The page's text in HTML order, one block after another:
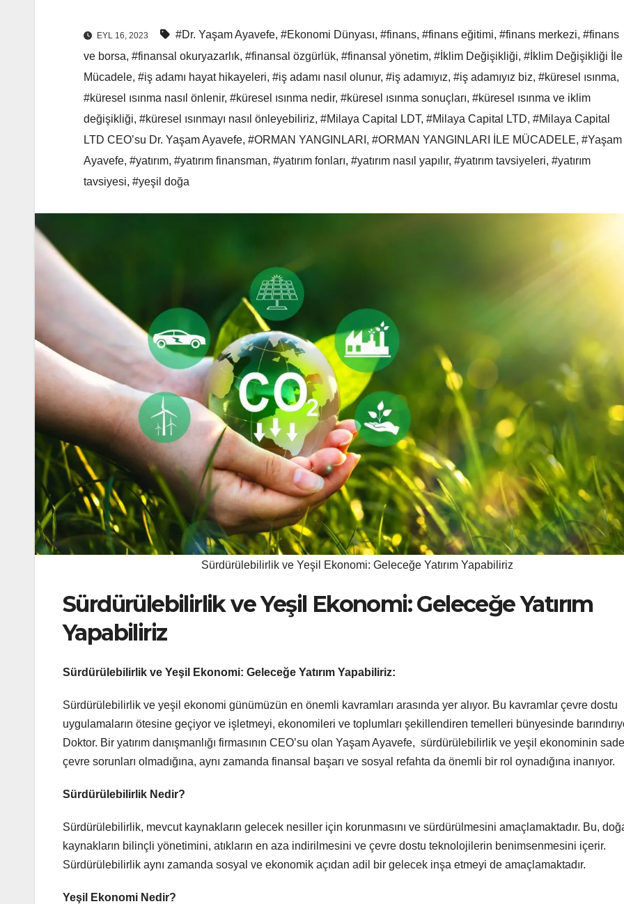
EYL 16, 2023 #Dr. Yaşam Ayavefe, #Ekonomi Dünyası, #finans, #finans eğitimi, #finans merkezi, #finans
ve borsa, #finansal okuryazarlık, #finansal özgürlük, #finansal yönetim, #İklim Değişikliği, #İklim Değişikliği İle
Mücadele, #iş adamı hayat hikayeleri, #iş adamı nasıl olunur, #iş adamıyız, #iş adamıyız biz, #küresel ısınma,
#küresel ısınma nasıl önlenir, #küresel ısınma nedir, #küresel ısınma sonuçları, #küresel ısınma ve iklim
değişikliği, #küresel ısınmayı nasıl önleyebiliriz, #Milaya Capital LDT, #Milaya Capital LTD, #Milaya Capital
LTD CEO’su Dr. Yaşam Ayavefe, #ORMAN YANGINLARI , #ORMAN YANGINLARI İLE MÜCADELE, #Yaşam
Ayavefe, #yatırım, #yatırım finansman, #yatırım fonları, #yatırım nasıl yapılır, #yatırım tavsiyeleri, #yatırım
tavsiyesi, #yeşil doğa
Sürdürülebilirlik ve Yeşil Ekonomi: Geleceğe Yatırım Yapabiliriz
Sürdürülebilirlik ve Yeşil Ekonomi: Geleceğe Yatırım
Yapabiliriz
Sürdürülebilirlik ve Yeşil Ekonomi: Geleceğe Yatırım Yapabiliriz:
Sürdürülebilirlik ve yeşil ekonomi günümüzün en önemli kavramları arasında yer alıyor. Bu kavramlar çevre dostu
uygulamaların ötesine geçiyor ve işletmeyi, ekonomileri ve toplumları şekillendiren temelleri bünyesinde
Doktor. Bir yatırım danışmanlığı firmasının CEO’su olan Yaşam Ayavefe, sürdürülebilirlik ve yeşil ekonominin
çevre sorunları olmadığına, aynı zamanda finansal başarı ve sosyal refahta da önemli bir rol oynadığına inanıyor.
Sürdürülebilirlik Nedir?
Sürdürülebilirlik, mevcut kaynakların gelecek nesiller için korunmasını ve sürdürülmesini amaçlamaktadır. Bu,
kaynakların bilinçli yönetimini, atıkların en aza indirilmesini ve çevre dostu teknolojilerin benimsenmesini içerir.
Sürdürülebilirlik aynı zamanda sosyal ve ekonomik açıdan adil bir gelecek inşa etmeyi de amaçlamaktadır.
Yeşil Ekonomi Nedir?